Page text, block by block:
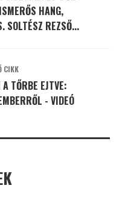
HANG,
SOLTÉSZ REZSŐ...
CIKK
TŐRBE EJTVE:
- VIDEÓ